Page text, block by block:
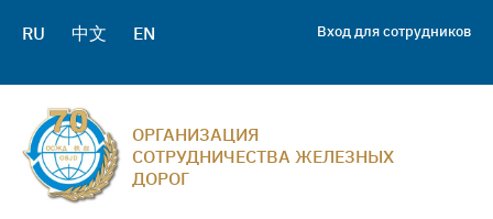
RU 中文 EN Вход для сотрудников
ОРГАНИЗАЦИЯ
СОТРУДНИЧЕСТВА ЖЕЛЕЗНЫХ
ДОРОГ